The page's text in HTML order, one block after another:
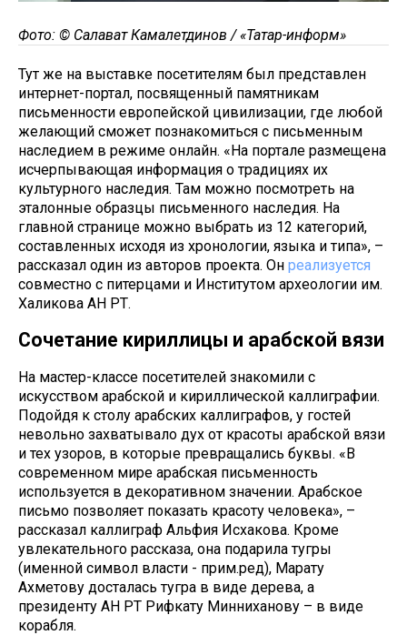
Фото: © Салават Камалетдинов / «Татар-информ»
Тут же на выставке посетителям был представлен
интернет-портал, посвященный памятникам
письменности европейской цивилизации, где любой
желающий сможет познакомиться с письменным
наследием в режиме онлайн. «На портале размещена
исчерпывающая информация о традициях их
культурного наследия. Там можно посмотреть на
эталонные образцы письменного наследия. На
главной странице можно выбрать из 12 категорий,
составленных исходя из хронологии, языка и типа», –
рассказал один из авторов проекта. Он реализуется
совместно с питерцами и Институтом археологии им.
Халикова АН РТ.
Сочетание кириллицы и арабской вязи
На мастер-классе посетителей знакомили с
искусством арабской и кириллической каллиграфии.
Подойдя к столу арабских каллиграфов, у гостей
невольно захватывало дух от красоты арабской вязи
и тех узоров, в которые превращались буквы. «В
современном мире арабская письменность
используется в декоративном значении. Арабское
письмо позволяет показать красоту человека», –
рассказал каллиграф Альфия Исхакова. Кроме
увлекательного рассказа, она подарила тугры
(именной символ власти - прим.ред), Марату
Ахметову досталась тугра в виде дерева, а
президенту АН РТ Рифкату Минниханову – в виде
корабля.